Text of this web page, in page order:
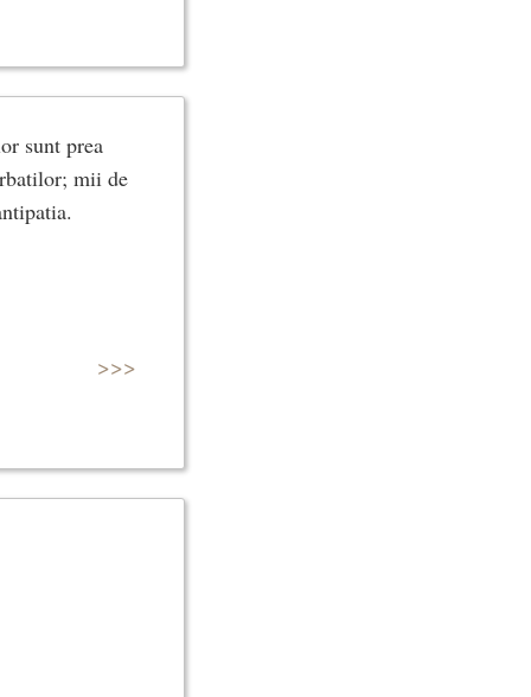
sunt prea
mii de
>>>